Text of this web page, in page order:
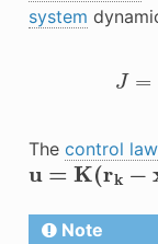
system
The control law
u =K(rk−xk)
Note